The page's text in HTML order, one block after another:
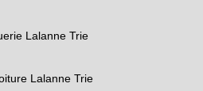
Lalanne Trie
Lalanne Trie